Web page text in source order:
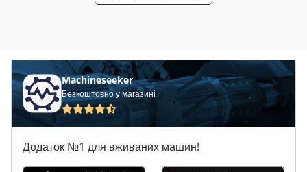
Machineseeker
Безкоштовно у магазині
Додаток №1 для вживаних машин!